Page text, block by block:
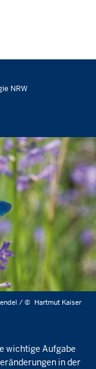
NRW
/© Hartmut Kaiser
wichtige Aufgabe
in der